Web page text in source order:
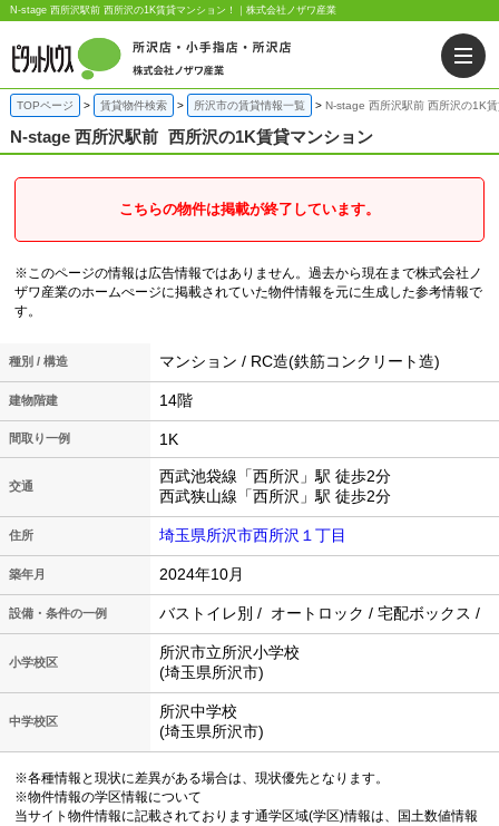
N-stage 西所沢駅前 西所沢の1K賃貸マンション！｜株式会社ノザワ産業
TOPページ 賃貸物件検索 所沢市の賃貸情報一覧 N-stage 西所沢駅前 西所沢の1K
N-stage 西所沢駅前 西所沢の1K賃貸マンション
こちらの物件は掲載が終了しています。
※このページの情報は広告情報ではありません。過去から現在まで株式会社ノ
ザワ産業のホームぺージに掲載されていた物件情報を元に生成した参考情報で
す。
種別 / 構造 マンション / RC造(鉄筋コンクリート造)
建物階建 14階
間取り一例 1K
交通
西武池袋線「西所沢」駅 徒歩2分
西武狭山線「西所沢」駅 徒歩2分
住所 埼玉県所沢市西所沢１丁目
築年月 2024年10月
設備・条件の一例 バストイレ別 / オートロック / 宅配ボックス /
小学校区
所沢市立所沢小学校
(埼玉県所沢市)
中学校区
所沢中学校
(埼玉県所沢市)
※各種情報と現状に差異がある場合は、現状優先となります。
※物件情報の学区情報について
当サイト物件情報に記載されております通学区域(学区)情報は、国土数値情報